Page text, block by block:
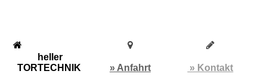
heller
TORTECHNIK
» Anfahrt » Kontakt